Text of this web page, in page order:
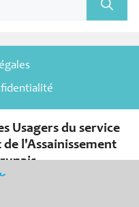
Usagers du service
l'Assainissement
de son décret d’application